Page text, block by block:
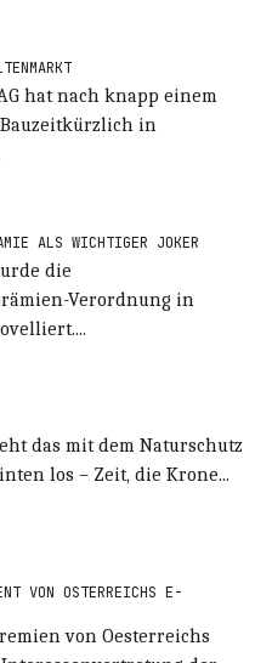
hat nach knapp einem
in
ALS WICHTIGER JOKER
die
Verordnung in
das mit dem Naturschutz
los – Zeit, die Krone...
VON ÖSTERREICHS E-
von Oesterreichs